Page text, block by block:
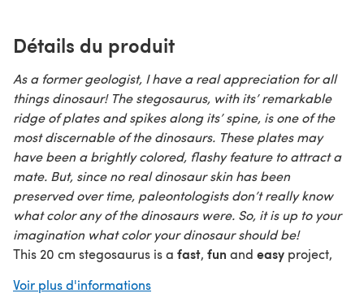
Détails du produit
As a former geologist, I have a real appreciation for all
things dinosaur! The stegosaurus, with its’ remarkable
ridge of plates and spikes along its’ spine, is one of the
most discernable of the dinosaurs. These plates may
have been a brightly colored, flashy feature to attract a
mate. But, since no real dinosaur skin has been
preserved over time, paleontologists don’t really know
what color any of the dinosaurs were. So, it is up to your
imagination what color your dinosaur should be!
This 20 cm stegosaurus is a fast, fun and easy project,
It was knitted on 2.00 mm double pointed needles (UK 12,
Voir plus d'informations